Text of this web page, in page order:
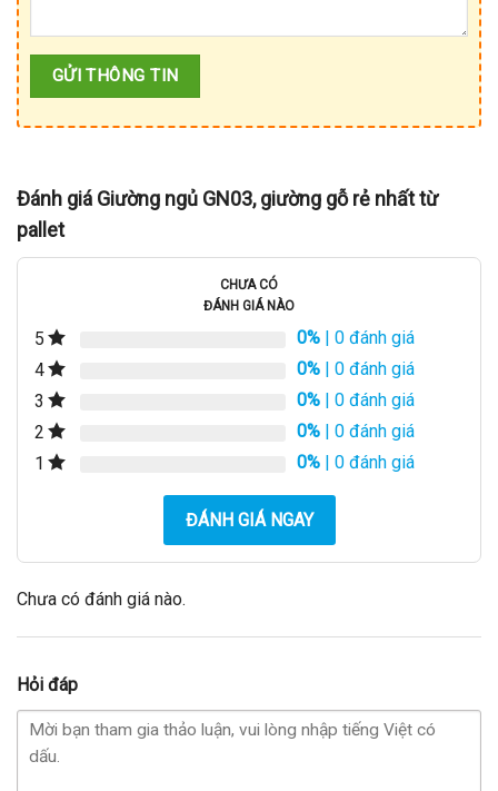
Đánh giá Giường ngủ GN03, giường gỗ rẻ nhất từ
pallet
CHƯA CÓ
ĐÁNH GIÁ NÀO
5 0% | 0 đánh giá
4
0% | 0 đánh giá
3
0% | 0 đánh giá
2
0% | 0 đánh giá
1
0% | 0 đánh giá
ĐÁNH GIÁ NGAY
Chưa có đánh giá nào.
Hỏi đáp